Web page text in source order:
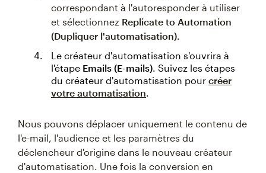
correspondant à l'autoresponder à utiliser
et sélectionnez Replicate to Automation
(Dupliquer l'automatisation).
Le créateur d'automatisation s'ouvrira à
l'étape Emails (E-mails). Suivez les étapes
du créateur d'automatisation pour créer
votre automatisation.
Nous pouvons déplacer uniquement le contenu de
l'e-mail, l'audience et les paramètres du
déclencheur d'origine dans le nouveau créateur
d'automatisation. Une fois la conversion en